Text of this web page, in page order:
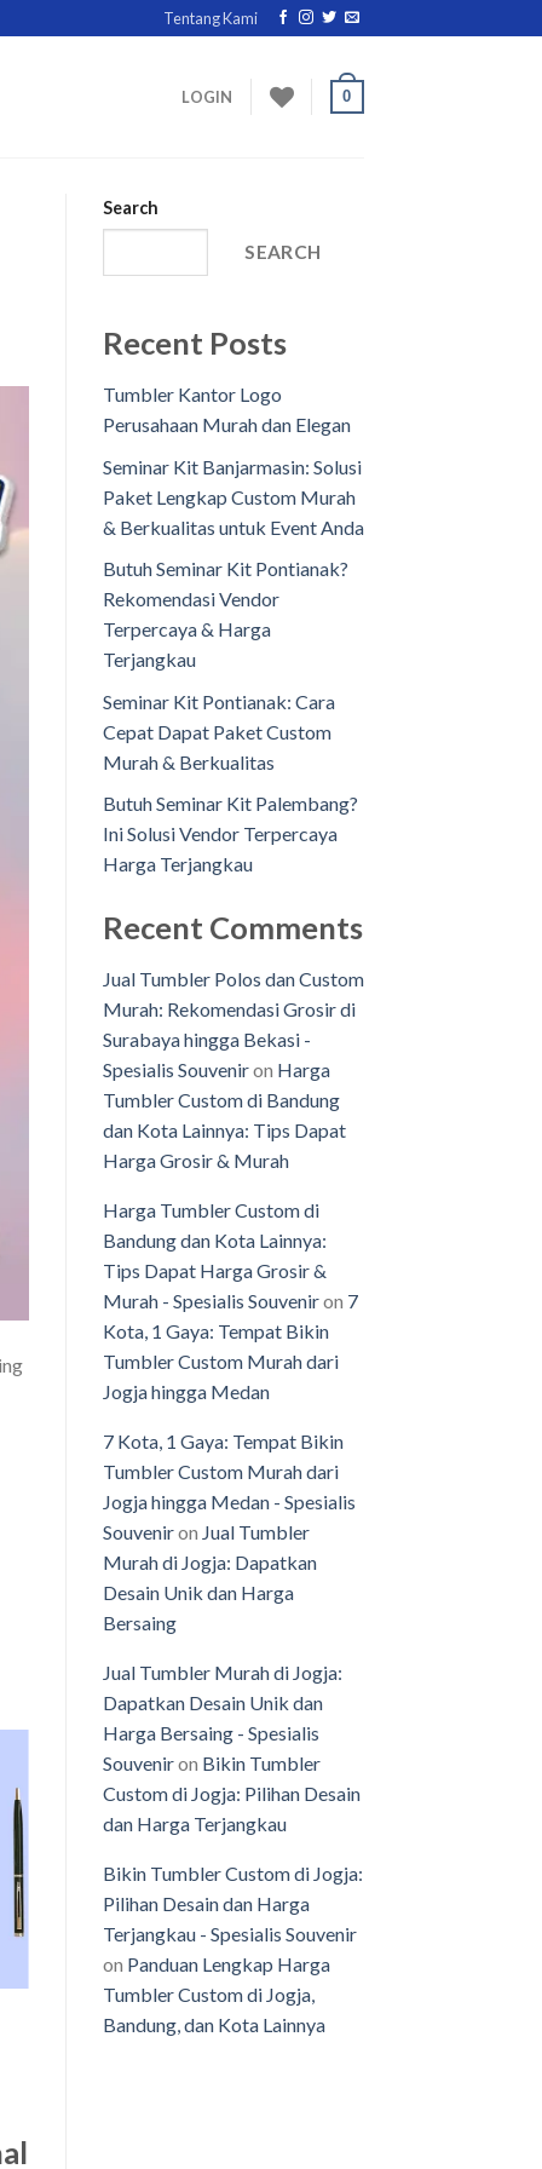
Tentang Kami
LOGIN 0
Search
SEARCH
Recent Posts
Tumbler Kantor Logo
Perusahaan Murah dan Elegan
Seminar Kit Banjarmasin: Solusi
Paket Lengkap Custom Murah
& Berkualitas untuk Event Anda
Butuh Seminar Kit Pontianak?
Rekomendasi Vendor
Terpercaya & Harga
Terjangkau
Seminar Kit Pontianak: Cara
Cepat Dapat Paket Custom
Murah & Berkualitas
Butuh Seminar Kit Palembang?
Ini Solusi Vendor Terpercaya
Harga Terjangkau
Recent Comments
Jual Tumbler Polos dan Custom
Murah: Rekomendasi Grosir di
Surabaya hingga Bekasi -
Spesialis Souveniron Harga
Tumbler Custom di Bandung
dan Kota Lainnya: Tips Dapat
Harga Grosir & Murah
Harga Tumbler Custom di
Bandung dan Kota Lainnya:
Tips Dapat Harga Grosir &
Murah - Spesialis Souveniron 7
Kota, 1 Gaya: Tempat Bikin
Tumbler Custom Murah dari
Jogja hingga Medan
7 Kota, 1 Gaya: Tempat Bikin
Tumbler Custom Murah dari
Jogja hingga Medan - Spesialis
Souveniron Jual Tumbler
Murah di Jogja: Dapatkan
Desain Unik dan Harga
Bersaing
Jual Tumbler Murah di Jogja:
Dapatkan Desain Unik dan
Harga Bersaing - Spesialis
Souveniron Bikin Tumbler
Custom di Jogja: Pilihan Desain
dan Harga Terjangkau
Bikin Tumbler Custom di Jogja:
Pilihan Desain dan Harga
Terjangkau - Spesialis Souvenir
on Panduan Lengkap Harga
Tumbler Custom di Jogja,
Bandung, dan Kota Lainnya